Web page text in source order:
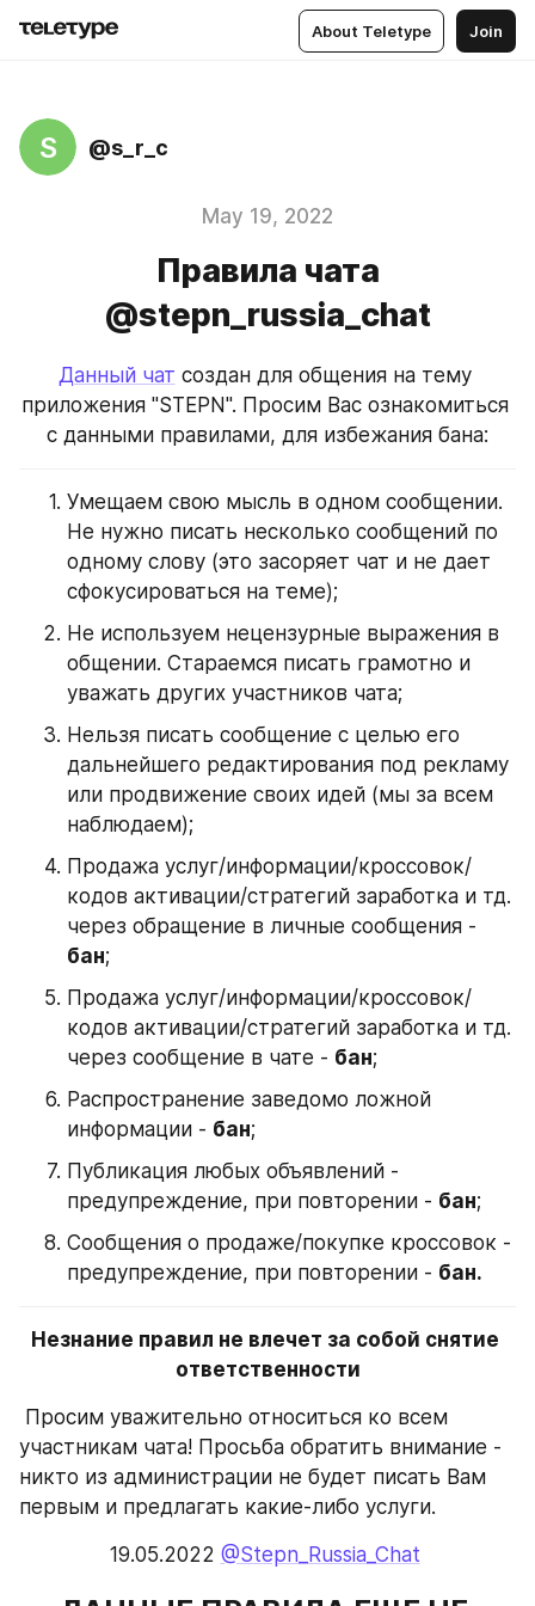
About Teletype Join
S @s_r_c
May 19, 2022
Правила чата
@stepn_russia_chat
Данный чат создан для общения на тему
приложения "STEPN". Просим Вас ознакомиться
с данными правилами, для избежания бана:
Умещаем свою мысль в одном сообщении.
Не нужно писать несколько сообщений по
одному слову (это засоряет чат и не дает
сфокусироваться на теме);
Не используем нецензурные выражения в
общении. Стараемся писать грамотно и
уважать других участников чата;
Нельзя писать сообщение с целью его
дальнейшего редактирования под рекламу
или продвижение своих идей (мы за всем
наблюдаем);
Продажа услуг/информации/кроссовок/
кодов активации/стратегий заработка и тд.
бан;
Продажа услуг/информации/кроссовок/
кодов активации/стратегий заработка и тд.
через сообщение в чате - бан;
Распространение заведомо ложной
информации - бан;
Публикация любых объявлений -
предупреждение, при повторении - бан;
Сообщения о продаже/покупке кроссовок -
предупреждение, при повторении - бан.
Незнание правил не влечет за собой снятие
ответственности
участникам чата! Просьба обратить внимание -
никто из администрации не будет писать Вам
первым и предлагать какие-либо услуги.
19.05.2022 @Stepn_Russia_Chat